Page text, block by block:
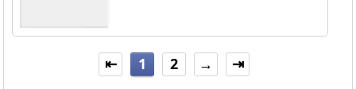
⇤ 1 2 → ⇥